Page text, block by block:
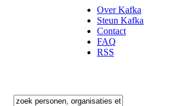
Over Kafka
Steun Kafka
Contact
FAQ
RSS